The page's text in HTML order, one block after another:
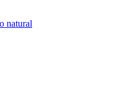
natural